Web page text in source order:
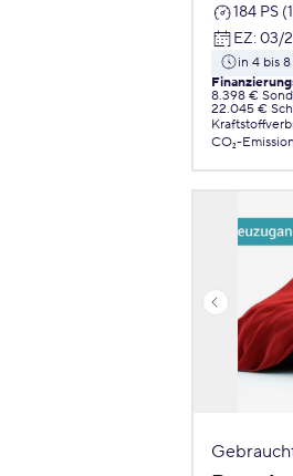
184 PS
EZ: 03/
in 4 bis
8.398 €
22.045 €
CO₂-